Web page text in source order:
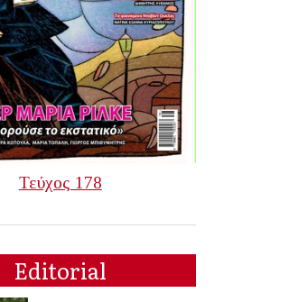
Τεύχος 178
Editorial